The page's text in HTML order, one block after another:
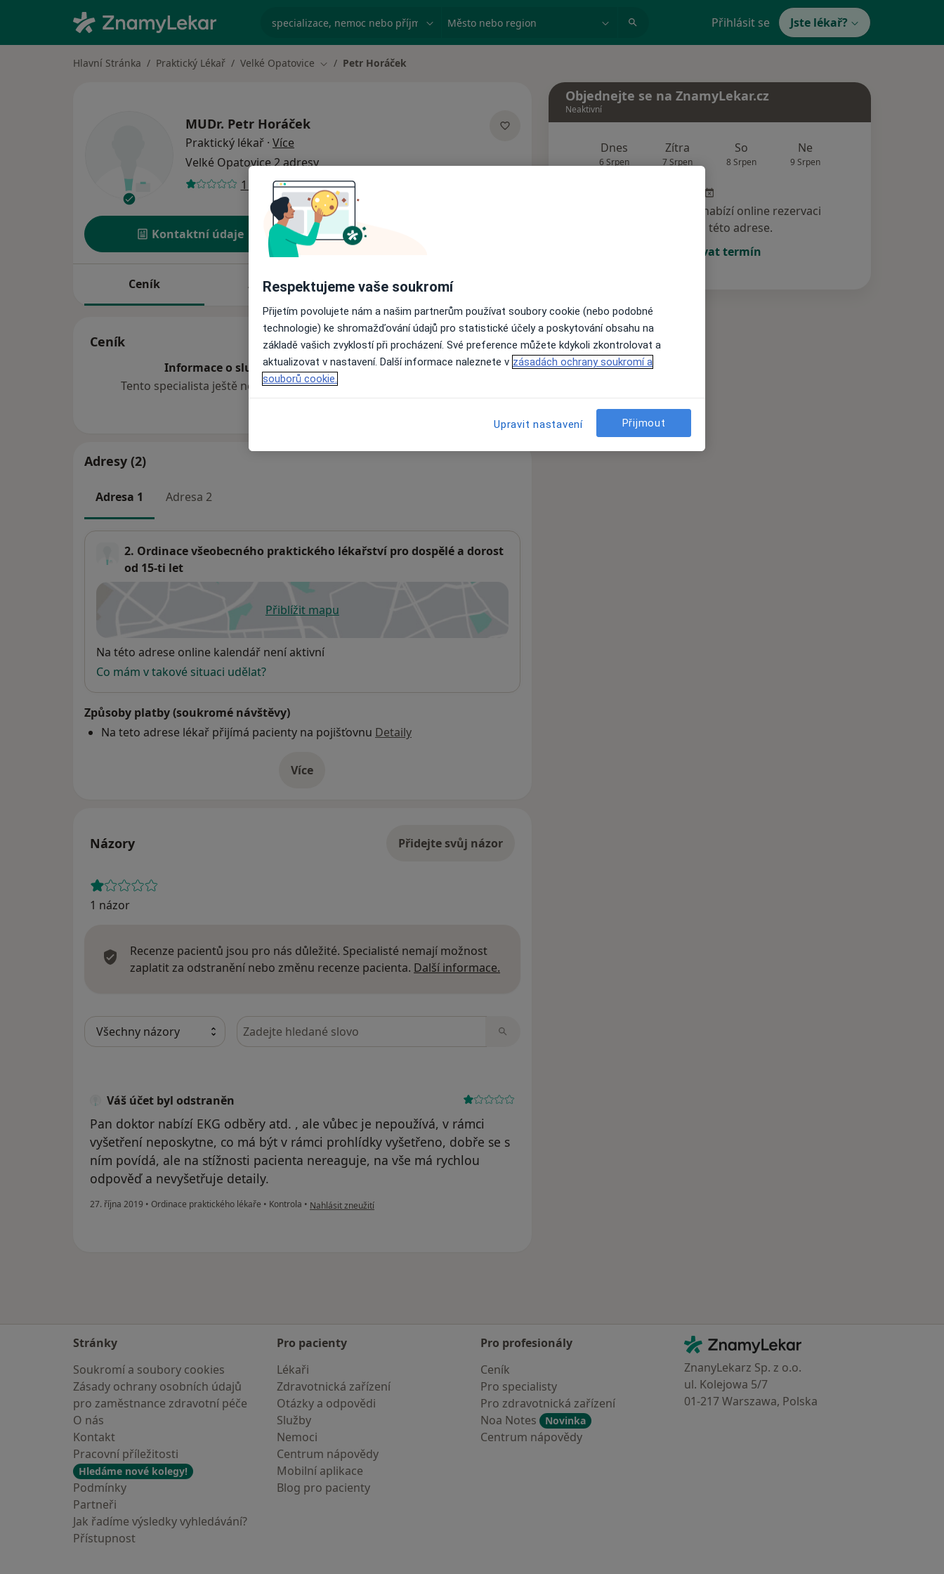
specializace, nemoc nebo příjmení Město nebo region Přihlásit se Jste lékař?
Hlavní Stránka Praktický Lékař Velké Opatovice Změna města
Petr Horáček
MUDr. Petr Horáček
Praktický lékař · Více
Velké Opatovice2 adresy
1 názor
Kontaktní údaje Rezervovat termín
Ceník Adresy Názory pacientů (1)
Ceník
Informace o službách a cenách nejsou k dispozici
Tento specialista ještě nepřidával žádné informace o svých službách.
Adresy (2)
Adresa 1 Adresa 2
2. Ordinace všeobecného praktického lékařství pro dospělé a dorost
od 15-ti let
Přiblížit mapuse otevře v nové záložce
Dostupnost
Na této adrese online kalendář není aktivní
Co mám v takové situaci udělat?
Způsoby platby (soukromé návštěvy)
Na teto adrese lékař přijímá pacienty na pojišťovnu Detaily
Víceo adrese
Názory Přidejte svůj názor
1 názor
Recenze pacientů jsou pro nás důležité. Specialisté nemají možnost
zaplatit za odstranění nebo změnu recenze pacienta. Další informace.
Hledejte v názorech
Váš účet byl odstraněn
Pan doktor nabízí EKG odběry atd. , ale vůbec je nepoužívá, v rámci
vyšetření neposkytne, co má být v rámci prohlídky vyšetřeno, dobře se s
ním povídá, ale na stížnosti pacienta nereaguje, na vše má rychlou
odpověď a nevyšetřuje detaily.
27. října 2019 • Ordinace praktického lékaře • Kontrola • podle názoru uživatele Váš účet byl odstraněn
Nahlásit zneužití
Objednejte se na ZnamyLekar.cz
Neaktivní
Dnes
6 Srpen
Zítra
7 Srpen
So
8 Srpen
Ne
9 Srpen
Tento specialista nenabízí online rezervaci
termínu na této adrese.
Rezervovat termín
Stránky
Soukromí a soubory cookies
Zásady ochrany osobních údajů
pro zaměstnance zdravotní péče
O nás
Kontakt
Pracovní příležitosti
Hledáme nové kolegy!
Podmínky
Partneři
Jak řadíme výsledky vyhledávání?
Přístupnost
Pro pacienty
Lékaři
Zdravotnická zařízení
Otázky a odpovědi
Služby
Nemoci
Centrum nápovědy
Mobilní aplikace
Blog pro pacienty
Pro profesionály
Ceník
Pro specialisty
Pro zdravotnická zařízení
Noa Notes
Novinka
Centrum nápovědy
Kontakt
ZnamyLekar - Hlavní stránka
ZnanyLekarz Sp. z o.o.
ul. Kolejowa 5/7
01-217 Warszawa, Polska
Respektujeme vaše soukromí
Přijetím povolujete nám a našim partnerům používat soubory cookie (nebo podobné
technologie) ke shromažďování údajů pro statistické účely a poskytování obsahu na
základě vašich zvyklostí při procházení. Své preference můžete kdykoli zkontrolovat a
aktualizovat v nastavení. Další informace naleznete v zásadách ochrany soukromí a
souborů cookie.
Upravit nastavení Přijmout